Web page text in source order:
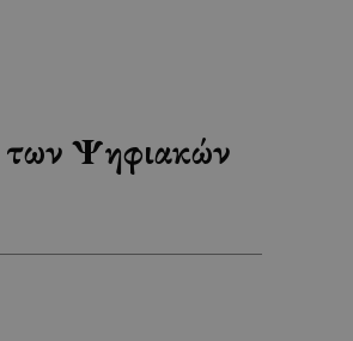
των Ψηφιακών